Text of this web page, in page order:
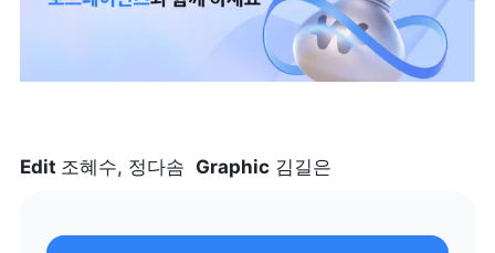
Edit 조혜수, 정다솜 Graphic 김길은